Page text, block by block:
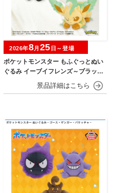
ポケットモンスター もふぐっとぬい
ぐるみ イーブイフレンズ～ブラッキ
ー・リーフィア～おひるねver.
2026年8月 25 日～登場